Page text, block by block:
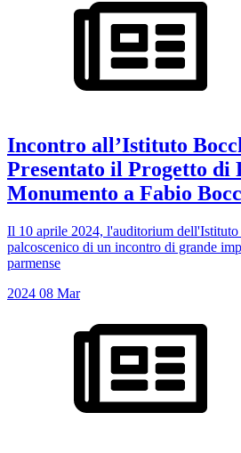
Incontro all’Istituto
Presentato il Progetto di
Monumento a Fabio
Il 10 aprile 2024, l'auditorium
palcoscenico di un incontro di grande
parmense
2024 08 Mar